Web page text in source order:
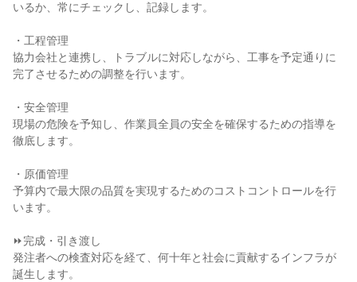
いるか、常にチェックし、記録します。
・工程管理
協力会社と連携し、トラブルに対応しながら、工事を予定通りに
完了させるための調整を行います。
・安全管理
現場の危険を予知し、作業員全員の安全を確保するための指導を
徹底します。
・原価管理
予算内で最大限の品質を実現するためのコストコントロールを行
います。
⏩完成・引き渡し
発注者への検査対応を経て、何十年と社会に貢献するインフラが
誕生します。